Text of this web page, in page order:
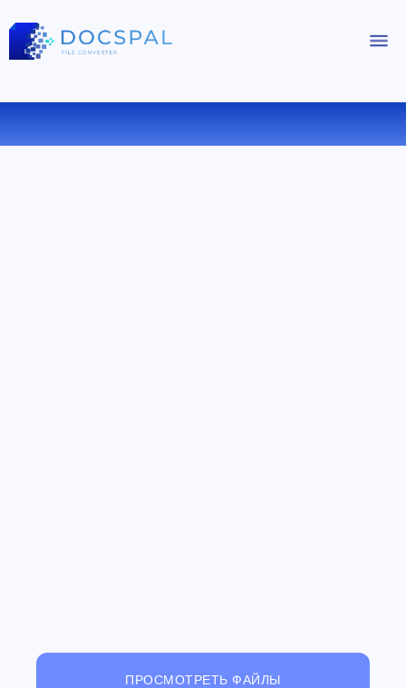
КОНВЕРТИРОВАТЬ FB2 В RB ОНЛАЙН
ПРОСМОТРЕТЬ ФАЙЛЫ